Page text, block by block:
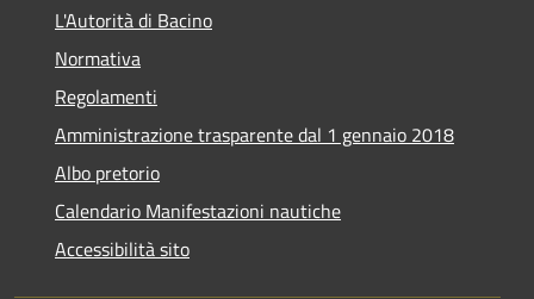
L'Autorità di Bacino
Normativa
Regolamenti
Amministrazione trasparente dal 1 gennaio 2018
Albo pretorio
Calendario Manifestazioni nautiche
Accessibilità sito